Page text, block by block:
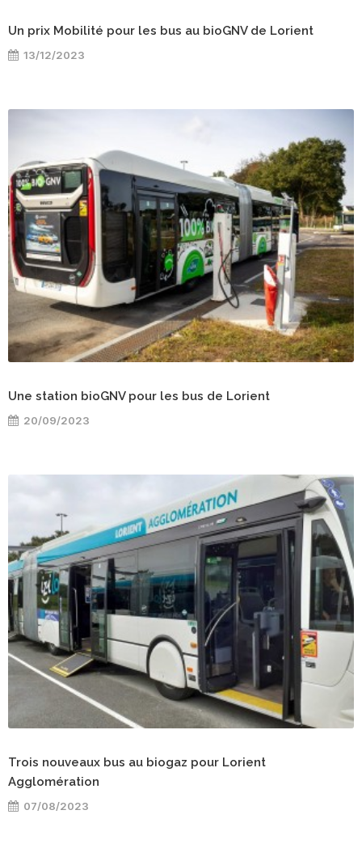
Un prix Mobilité pour les bus au bioGNV de Lorient
13/12/2023
Une station bioGNV pour les bus de Lorient
20/09/2023
Trois nouveaux bus au biogaz pour Lorient
Agglomération
07/08/2023